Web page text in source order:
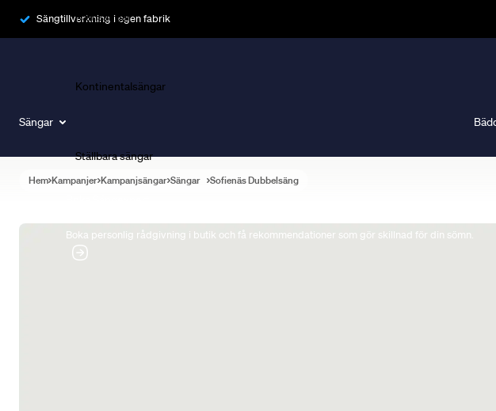
Sängtillverkning i egen fabrik
Sängar
Ramsängar
Kontinentalsängar
Ställbara sängar
Boka personlig rådgivning i butik och få rekommendationer som gör skillnad för din sömn.
Hem Kampanjer Kampanjsängar Sängar Sofienäs Dubbelsäng